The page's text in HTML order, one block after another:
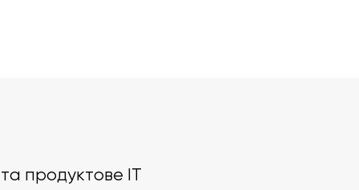
Unity Developer у w7g
продуктове IT